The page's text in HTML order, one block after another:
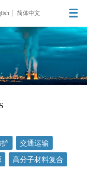
交通运输
高分子材料复合
简体中文